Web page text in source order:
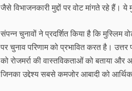
जैसे विभाजनकारी मुद्दों पर वोट मांगते रहे हैं।
संपन्न चुनावों ने प्रदर्शित किया है कि मुस्लिम
पर चुनाव परिणाम को प्रभावित करत है।
को रोजमर्रा की वास्तविकताओं को बताया
जिनका उद्देश्य सबसे कमजोर आबादी को